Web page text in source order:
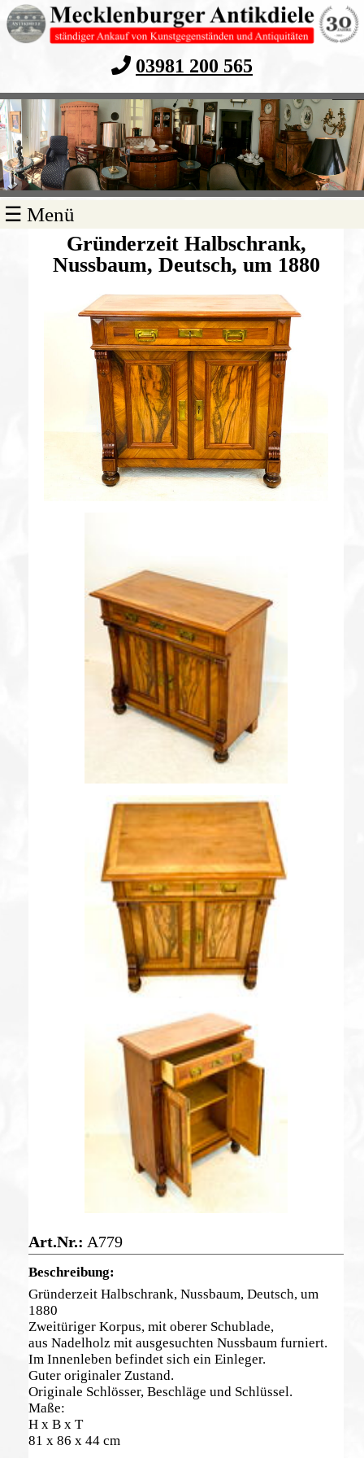
03981 200 565
☰ Menü
Gründerzeit Halbschrank,
Nussbaum, Deutsch, um 1880
A779
Gründerzeit Halbschrank, Nussbaum, Deutsch, um
1880
Zweitüriger Korpus, mit oberer Schublade,
aus Nadelholz mit ausgesuchten Nussbaum furniert.
Im Innenleben befindet sich ein Einleger.
Guter originaler Zustand.
Originale Schlösser, Beschläge und Schlüssel.
Maße:
H x B x T
81 x 86 x 44 cm